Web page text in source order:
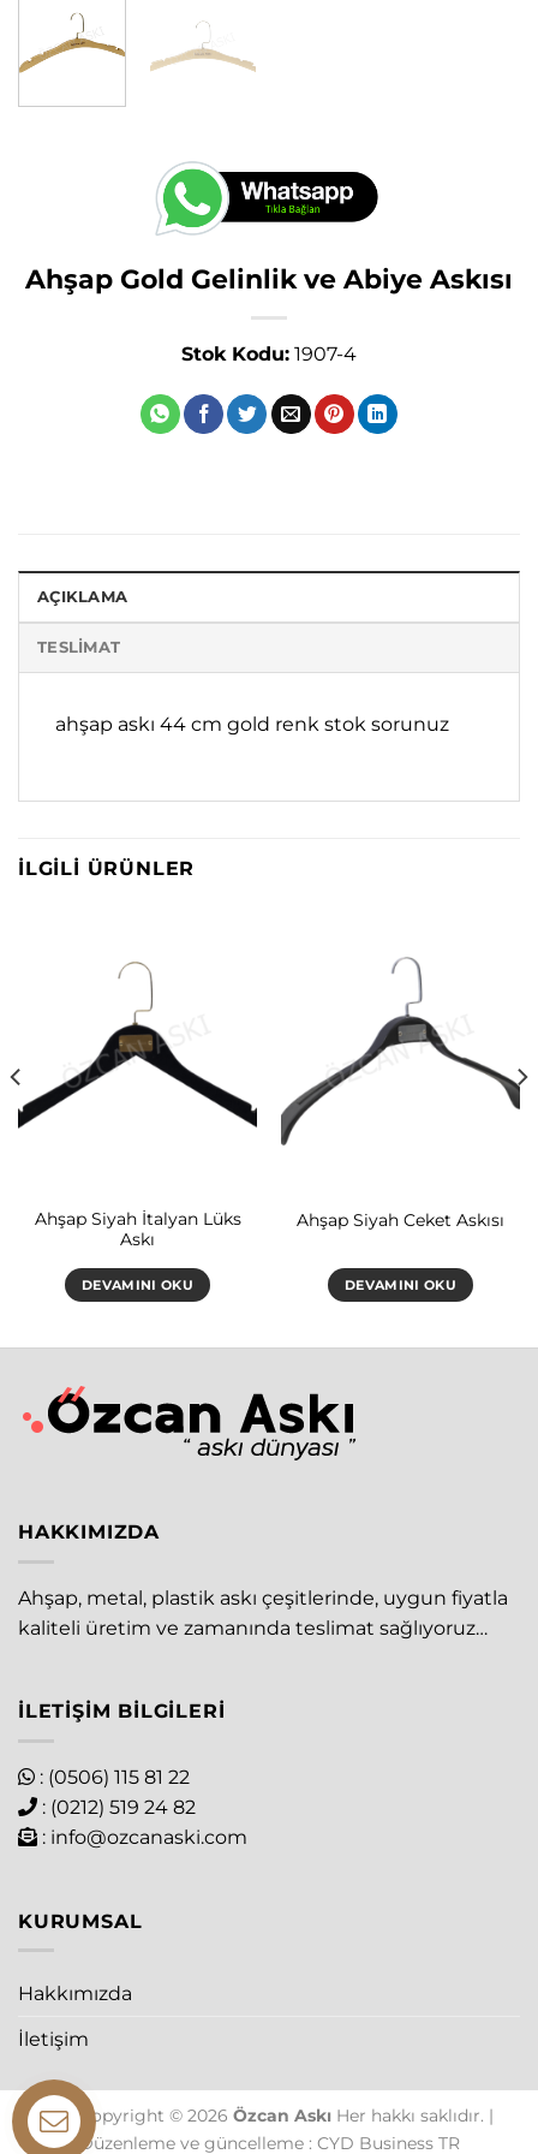
Ahşap Gold Gelinlik ve Abiye Askısı
Stok Kodu: 1907-4
AÇIKLAMA
TESLIMAT
ahşap askı 44 cm gold renk stok sorunuz
İLGILI ÜRÜNLER
Ahşap Siyah İtalyan Lüks
Askı
DEVAMINI OKU
Ahşap Siyah Ceket Askısı
DEVAMINI OKU
HAKKIMIZDA
Ahşap, metal, plastik askı çeşitlerinde, uygun fiyatla
kaliteli üretim ve zamanında teslimat sağlıyoruz…
İLETIŞIM BILGILERI
: (0506) 115 81 22
: (0212) 519 24 82
: info@ozcanaski.com
KURUMSAL
Hakkımızda
İletişim
The Copyright © 2026 Özcan Askı Her hakkı saklıdır. |
Düzenleme ve güncelleme : CYD Business TR